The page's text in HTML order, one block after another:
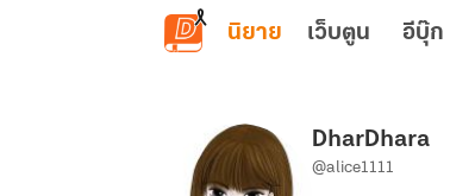
ข้ามไปยังเนื้อหาหลัก
นิยาย เว็บตูน อีบุ๊ก
DharDhara
@alice1111